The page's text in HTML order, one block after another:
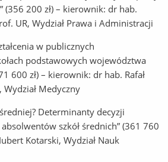
(356 200 zł) – kierownik: dr hab.
UR, Wydział Prawa i Administracji
w publicznych
podstawowych województwa
600 zł) – kierownik: dr hab. Rafał
Medyczny
Determinanty decyzji
szkół średnich” (361 760
Kotarski, Wydział Nauk